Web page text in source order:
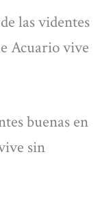
las videntes
Acuario vive
buenas en
sin